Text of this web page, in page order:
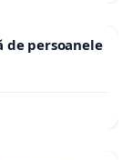
persoanele